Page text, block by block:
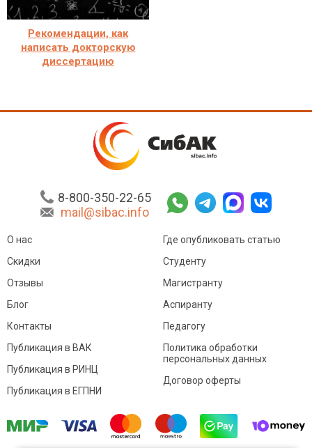
Рекомендации, как
написать докторскую
диссертацию
8-800-350-22-65
mail@sibac.info
О нас
Скидки
Отзывы
Блог
Контакты
Где опубликовать статью
Студенту
Магистранту
Аспиранту
Педагогу
Публикация в ВАК
Публикация в РИНЦ
Публикация в ЕГПНИ
Политика обработки
персональных данных
Договор оферты